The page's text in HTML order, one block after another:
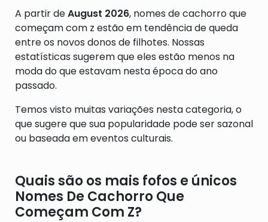
A partir deAugust 2026, nomes de cachorro que
começam com z estão em tendência de queda
entre os novos donos de filhotes. Nossas
estatísticas sugerem que eles estão menos na
moda do que estavam nesta época do ano
passado.
Temos visto muitas variações nesta categoria, o
que sugere que sua popularidade pode ser sazonal
ou baseada em eventos culturais.
Quais são os mais fofos e únicos
Nomes De Cachorro Que
Começam Com Z?